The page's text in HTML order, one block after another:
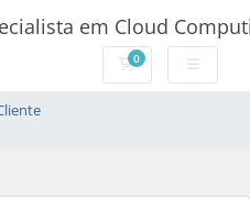
em Cloud
0Carrinho de